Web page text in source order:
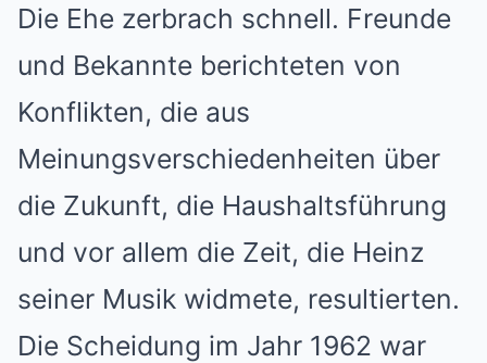
Die Ehe zerbrach schnell. Freunde
und Bekannte berichteten von
Konflikten, die aus
Meinungsverschiedenheiten über
die Zukunft, die Haushaltsführung
und vor allem die Zeit, die Heinz
seiner Musik widmete, resultierten.
Die Scheidung im Jahr 1962 war